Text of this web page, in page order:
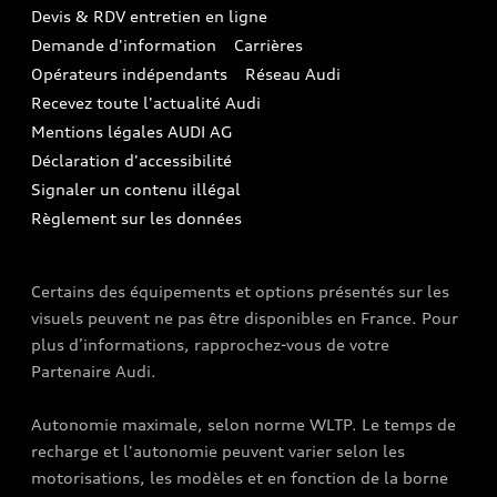
LLD
Action de Service EA 189
Audi Assistance
Campagne de rappel Airbag Takata
Mise à jour logiciel
Espace actualités Audi
Carrières
Espace Presse
Devis & RDV entretien en ligne
Demande d'information
Carrières
Opérateurs indépendants
Réseau Audi
Recevez toute l'actualité Audi
Mentions légales AUDI AG
Déclaration d'accessibilité
Signaler un contenu illégal
Règlement sur les données
Certains des équipements et options présentés sur les
visuels peuvent ne pas être disponibles en France. Pour
plus d’informations, rapprochez-vous de votre
Partenaire Audi.
Autonomie maximale, selon norme WLTP. Le temps de
recharge et l'autonomie peuvent varier selon les
motorisations, les modèles et en fonction de la borne